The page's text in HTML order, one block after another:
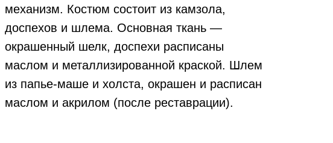
механизм. Костюм состоит из камзола,
доспехов и шлема. Основная ткань —
окрашенный шелк, доспехи расписаны
маслом и металлизированной краской. Шлем
из папье-маше и холста, окрашен и расписан
маслом и акрилом (после реставрации).